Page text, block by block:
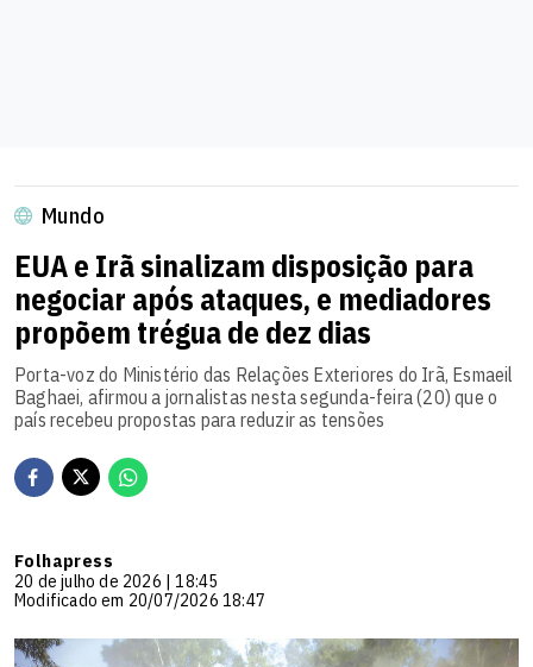
Mundo
EUA e Irã sinalizam disposição para
negociar após ataques, e mediadores
propõem trégua de dez dias
Porta-voz do Ministério das Relações Exteriores do Irã, Esmaeil
Baghaei, afirmou a jornalistas nesta segunda-feira (20) que o
país recebeu propostas para reduzir as tensões
Folhapress
20 de julho de 2026 | 18:45
Modificado em 20/07/2026 18:47